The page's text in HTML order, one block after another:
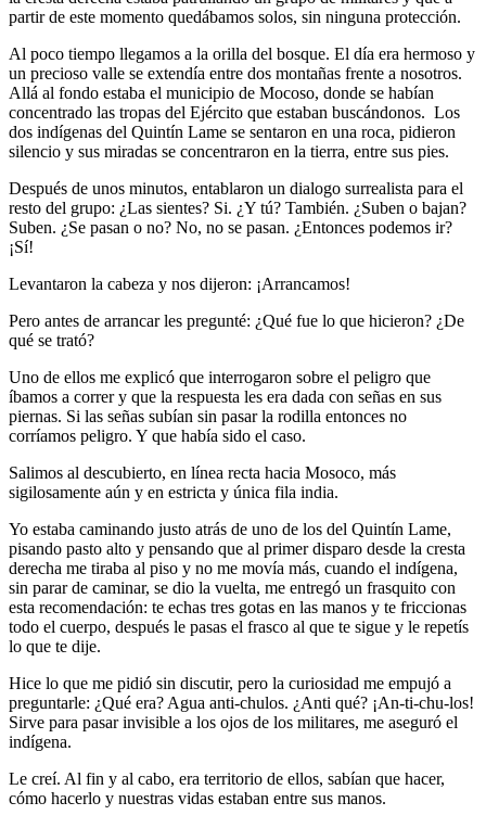
partir de este momento quedábamos solos, sin ninguna protección.
Al poco tiempo llegamos a la orilla del bosque. El día era hermoso y
un precioso valle se extendía entre dos montañas frente a nosotros.
Allá al fondo estaba el municipio de Mocoso, donde se habían
concentrado las tropas del Ejército que estaban buscándonos. Los
dos indígenas del Quintín Lame se sentaron en una roca, pidieron
silencio y sus miradas se concentraron en la tierra, entre sus pies.
Después de unos minutos, entablaron un dialogo surrealista para el
resto del grupo: ¿Las sientes? Si. ¿Y tú? También. ¿Suben o bajan?
Suben. ¿Se pasan o no? No, no se pasan. ¿Entonces podemos ir?
¡Sí!
Levantaron la cabeza y nos dijeron: ¡Arrancamos!
Pero antes de arrancar les pregunté: ¿Qué fue lo que hicieron? ¿De
qué se trató?
Uno de ellos me explicó que interrogaron sobre el peligro que
íbamos a correr y que la respuesta les era dada con señas en sus
piernas. Si las señas subían sin pasar la rodilla entonces no
corríamos peligro. Y que había sido el caso.
Salimos al descubierto, en línea recta hacia Mosoco, más
sigilosamente aún y en estricta y única fila india.
Yo estaba caminando justo atrás de uno de los del Quintín Lame,
pisando pasto alto y pensando que al primer disparo desde la cresta
derecha me tiraba al piso y no me movía más, cuando el indígena,
sin parar de caminar, se dio la vuelta, me entregó un frasquito con
esta recomendación: te echas tres gotas en las manos y te friccionas
todo el cuerpo, después le pasas el frasco al que te sigue y le repetís
lo que te dije.
Hice lo que me pidió sin discutir, pero la curiosidad me empujó a
preguntarle: ¿Qué era? Agua anti-chulos. ¿Anti qué? ¡An-ti-chu-los!
Sirve para pasar invisible a los ojos de los militares, me aseguró el
indígena.
Le creí. Al fin y al cabo, era territorio de ellos, sabían que hacer,
cómo hacerlo y nuestras vidas estaban entre sus manos.